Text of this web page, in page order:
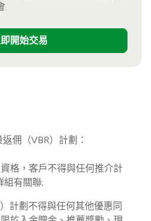
.
開始交易
佣（VBR）計劃：
格，客戶不得與任何推介計
組有關聯;
計劃不得與任何其他優惠同